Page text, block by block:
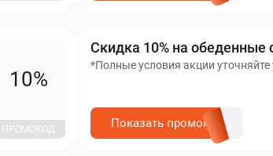
Скидка 10% на обеденные
*Полные условия акции
10%
ПРОМОКОД Показать промокод